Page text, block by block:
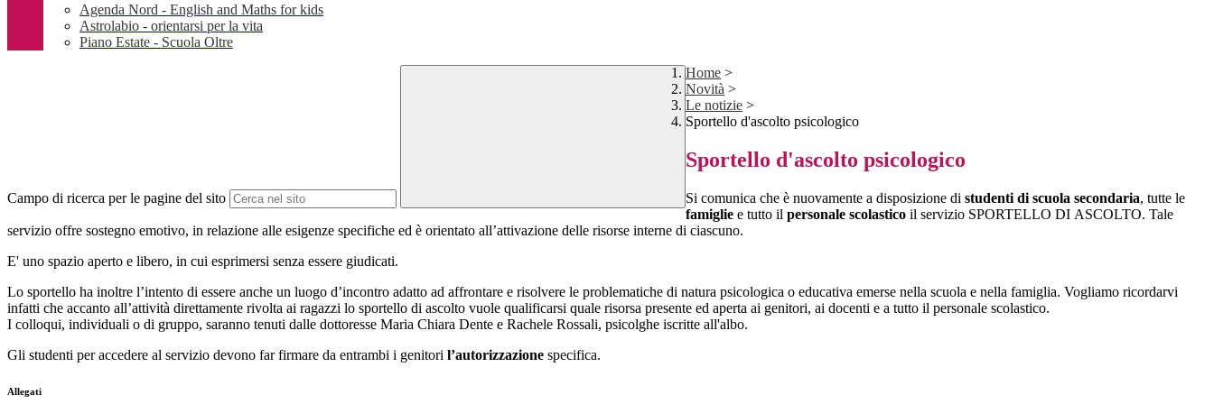
Agenda Nord - English and Maths for kids
Astrolabio - orientarsi per la vita
Piano Estate - Scuola Oltre
Campo di ricerca per le pagine del sito
Home >
Novità >
Le notizie >
Sportello d'ascolto psicologico
Sportello d'ascolto psicologico
Si comunica che è nuovamente a disposizione di studenti di scuola secondaria, tutte le
famiglie e tutto il personale scolastico il servizio SPORTELLO DI ASCOLTO. Tale
servizio offre sostegno emotivo, in relazione alle esigenze specifiche ed è orientato all’attivazione delle risorse interne di ciascuno.
E' uno spazio aperto e libero, in cui esprimersi senza essere giudicati.
Lo sportello ha inoltre l’intento di essere anche un luogo d’incontro adatto ad affrontare e risolvere le problematiche di natura psicologica o educativa emerse nella scuola e nella famiglia. Vogliamo ricordarvi
infatti che accanto all’attività direttamente rivolta ai ragazzi lo sportello di ascolto vuole qualificarsi quale risorsa presente ed aperta ai genitori, ai docenti e a tutto il personale scolastico.
I colloqui, individuali o di gruppo, saranno tenuti dalle dottoresse Maria Chiara Dente e Rachele Rossali, psicolghe iscritte all'albo.
Gli studenti per accedere al servizio devono far firmare da entrambi i genitori l’autorizzazione specifica.
Allegati